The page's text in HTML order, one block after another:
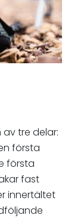
tre delar:
första
första
fast
innertältet